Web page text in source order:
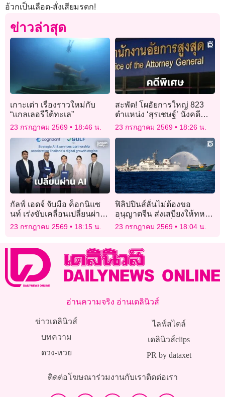
อ้วกเป็นเลือด-สั่งเสียมรดก!
ข่าวล่าสุด
เกาะเต่า เรื่องราวใหม่กับ
“แกลเลอรีใต้ทะเล”
23 กรกฎาคม 2569 18:46 น.
สะพัด! โผอัยการใหญ่ 823
ตำแหน่ง ‘สุรเชษฐ์’ นั่งคดี
พิเศษ ‘ธีระวัฒน์’ คุมอาญา
จับตา 2 อัยการคนดังปักหลัก
23 กรกฎาคม 2569 18:26 น.
กัลฟ์ เอดจ์ จับมือ ค็อกนิแซ
นท์ เร่งขับเคลื่อนเปลี่ยนผ่าน
สู่ AI หนุนไทยผู้นำภูมิภาค
23 กรกฎาคม 2569 18:15 น.
ฟิลิปปินส์ลั่นไม่ต้องขอ
อนุญาตจีน ส่งเสบียงให้ทหาร
ที่สันดอนโธมัสที่สอง
23 กรกฎาคม 2569 18:04 น.
อ่านความจริง อ่านเดลินิวส์
ข่าวเดลินิวส์
บทความ
ดวง-หวย
ไลฟ์สไตล์
เดลินิวส์clips
PR by dataxet
ติดต่อโฆษณาร่วมงานกับเราติดต่อเรา